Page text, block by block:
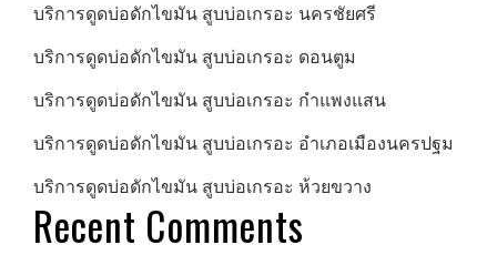
บริการดูดบ่อดักไขมัน สูบบ่อเกรอะ นครชัยศรี
บริการดูดบ่อดักไขมัน สูบบ่อเกรอะ ดอนตูม
บริการดูดบ่อดักไขมัน สูบบ่อเกรอะ กำแพงแสน
บริการดูดบ่อดักไขมัน สูบบ่อเกรอะ อำเภอเมืองนครปฐม
บริการดูดบ่อดักไขมัน สูบบ่อเกรอะ ห้วยขวาง
Recent Comments